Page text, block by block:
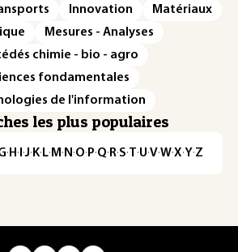
Innovation
Matériaux
Mesures - Analyses
chimie - bio - agro
fondamentales
de l'information
les plus populaires
· H · ·J· K· L· M · N ·O· P·Q· R·S·T·U·V·W·X·Y·Z